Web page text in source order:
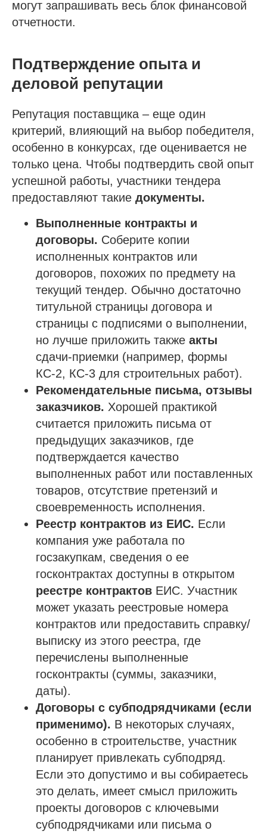
могут запрашивать весь блок финансовой
отчетности.
Подтверждение опыта и
деловой репутации
Репутация поставщика – еще один
критерий, влияющий на выбор победителя,
особенно в конкурсах, где оценивается не
только цена. Чтобы подтвердить свой опыт
успешной работы, участники тендера
предоставляют такие документы.
Выполненные контракты и
договоры. Соберите копии
исполненных контрактов или
договоров, похожих по предмету на
текущий тендер. Обычно достаточно
титульной страницы договора и
страницы с подписями о выполнении,
но лучше приложить также акты
сдачи-приемки (например, формы
КС-2, КС-3 для строительных работ).
Рекомендательные письма, отзывы
заказчиков. Хорошей практикой
считается приложить письма от
предыдущих заказчиков, где
подтверждается качество
выполненных работ или поставленных
товаров, отсутствие претензий и
своевременность исполнения.
Реестр контрактов из ЕИС. Если
компания уже работала по
госзакупкам, сведения о ее
госконтрактах доступны в открытом
реестре контрактов ЕИС. Участник
может указать реестровые номера
контрактов или предоставить справку/
выписку из этого реестра, где
перечислены выполненные
госконтракты (суммы, заказчики,
даты).
Договоры с субподрядчиками (если
применимо). В некоторых случаях,
особенно в строительстве, участник
планирует привлекать субподряд.
Если это допустимо и вы собираетесь
это делать, имеет смысл приложить
проекты договоров с ключевыми
субподрядчиками или письма о
Проспект Обуховской обороны, д.271, лит.